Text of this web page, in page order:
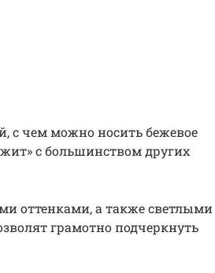
с чем можно носить бежевое
с большинством других
оттенками, а также светлыми
грамотно подчеркнуть